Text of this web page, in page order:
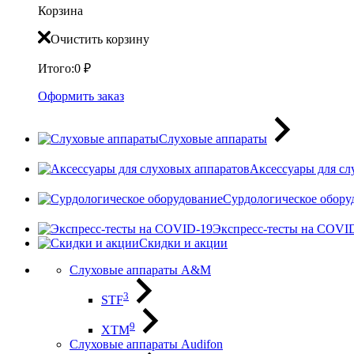
Корзина
Очистить корзину
Итого:0 ₽
Оформить заказ
Слуховые аппараты
Аксессуары для
Сурдологическое
Экспресс-тесты на
Скидки и акции
Слуховые аппараты A&M
STF3
XTM9
Слуховые аппараты Audifon